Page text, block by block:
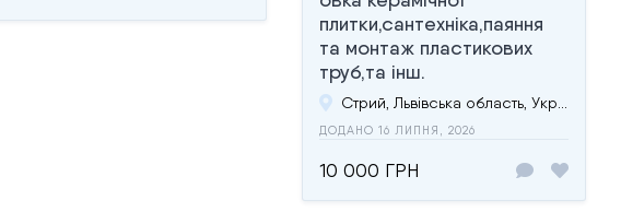
плитки,сантехніка,паяння
та монтаж пластикових
труб,та інш.
ДОДАНО 16 ЛИПНЯ, 2026
10 000 ГРН